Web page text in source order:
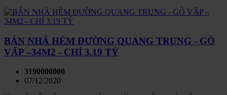
BÁN NHÀ HẺM ĐƯỜNG QUANG TRUNG - GÒ
VẤP –34M2 - CHỈ 3.19 TỶ
3190000000
07/12/2020